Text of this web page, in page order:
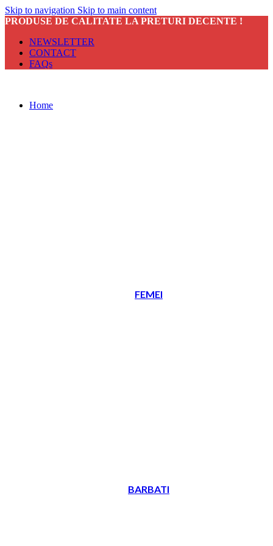
Skip to navigation Skip to main content
PRODUSE DE CALITATE LA PRETURI DECENTE !
NEWSLETTER
CONTACT
FAQs
Home
FEMEI
BARBATI